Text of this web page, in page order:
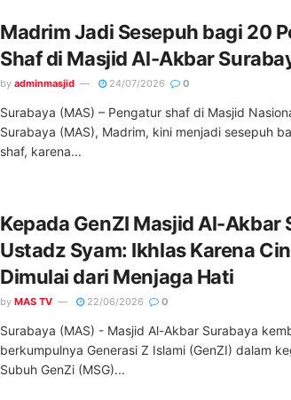
Madrim Jadi Sesepuh bagi 20
Shaf di Masjid Al-Akbar
by adminmasjid 24/07/2026 0
Surabaya (MAS) – Pengatur shaf di Masjid
Surabaya (MAS), Madrim, kini menjadi sesepuh
shaf, karena...
Kepada GenZI Masjid Al-Akbar
Ustadz Syam: Ikhlas Karena
Dimulai dari Menjaga Hati
by MAS TV 22/06/2026 0
Surabaya (MAS) - Masjid Al-Akbar Surabaya
berkumpulnya Generasi Z Islami (GenZI) dalam
Subuh GenZi (MSG)...